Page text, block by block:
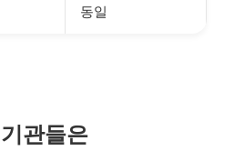
동일
관들은